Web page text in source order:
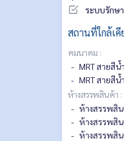
ระบบรักษ
สถานที่ใกล้เคี
คมนาคม :
MRT สายสีน้
MRT สายสีน้
ห้างสรรพสินค้า :
ห้างสรรพสิ
ห้างสรรพสิน
ห้างสรรพสิน